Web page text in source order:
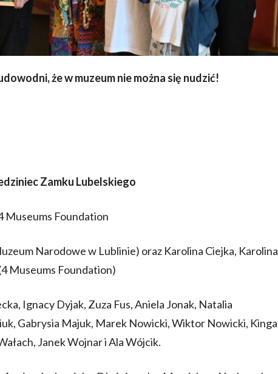
że w muzeum nie można się nudzić!
Zamku Lubelskiego
Museums Foundation
Narodowe w Lublinie) oraz Karolina Ciejka, Karolina
Museums Foundation)
Ignacy Dyjak, Zuza Fus, Aniela Jonak, Natalia
Gabrysia Majuk, Marek Nowicki, Wiktor Nowicki, Kinga
Janek Wojnar i Ala Wójcik.